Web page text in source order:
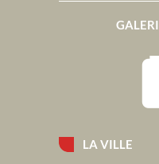
LA VILLE